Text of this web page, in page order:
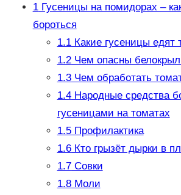
1Гусеницы на помидорах –
бороться
1.1Какие гусеницы едят
1.2Чем опасны
1.3Чем обработать
1.4Народные средства
гусеницами на томатах
1.5Профилактика
1.6Кто грызёт дырки в
1.7Совки
1.8Моли